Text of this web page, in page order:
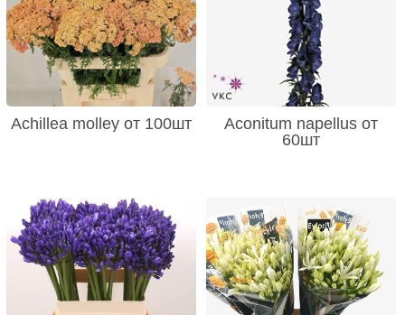
Achillea molley от 100шт
Aconitum napellus от
60шт